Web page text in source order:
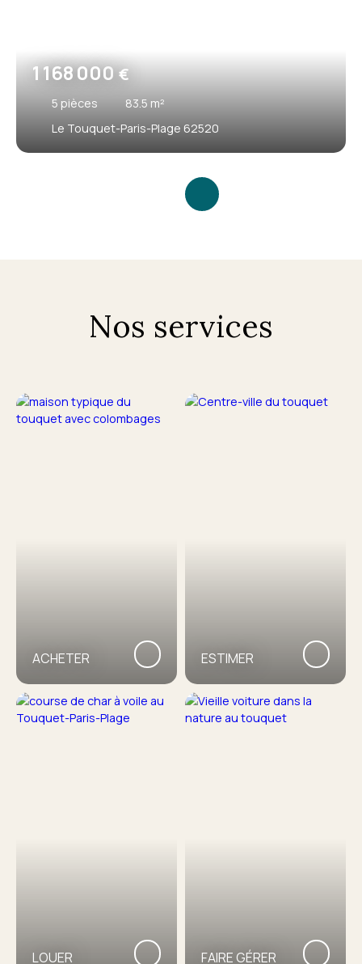
1 168 000€
5 pièces 83.5 m²
Le Touquet-Paris-Plage 62520
Nos services
ACHETER ESTIMER
LOUER FAIRE GÉRER